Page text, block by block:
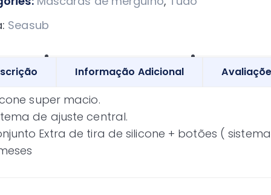
Seasub
Informação Adicional
super macio.
de ajuste central.
Extra de tira de silicone + botões (